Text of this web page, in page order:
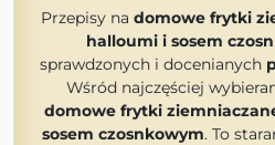
Przepisy na domowe frytki
halloumi i sosem
sprawdzonych i docenianych
Wśród najczęściej
domowe frytki
sosem czosnkowym. To